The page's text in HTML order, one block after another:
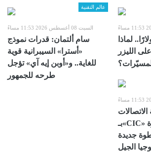
عالم التقنية
السبت 08 أغسطس 2026 11:53 مساءً
سام ألتمان: قدرات نموذج
«أسترا» السيبرانية قوية
للغاية.. و«أوبن إيه آي» تؤجل
طرحه للجمهور
بـ13 دولارًا.. لماذا
الليزر
بـ«CIC» يطلقون طائرة
جديدة
الجيل